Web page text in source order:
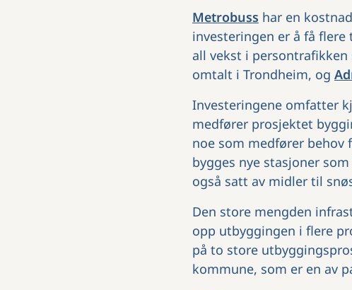
Metrobuss har en
investeringen er å få
all vekst i
omtalt i Trondheim, og
Investeringene omfatter
medfører prosjektet
noe som medfører
bygges nye stasjoner
også satt av midler til
Den store mengden
opp utbyggingen i flere
på to store
kommune, som er en av